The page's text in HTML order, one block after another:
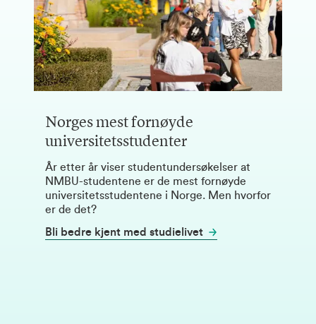
Norges mest fornøyde
universitetsstudenter
År etter år viser studentundersøkelser at
NMBU-studentene er de mest fornøyde
universitetsstudentene i Norge. Men hvorfor
er de det?
Bli bedre kjent med studielivet